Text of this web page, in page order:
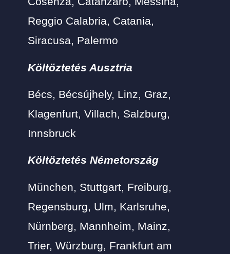
Reggio Calabria, Catania,
Siracusa, Palermo
Költöztetés Ausztria
Bécs, Bécsújhely, Linz, Graz,
Klagenfurt, Villach, Salzburg,
Innsbruck
Költöztetés Németország
München, Stuttgart, Freiburg,
Regensburg, Ulm, Karlsruhe,
Nürnberg, Mannheim, Mainz,
Trier, Würzburg, Frankfurt am